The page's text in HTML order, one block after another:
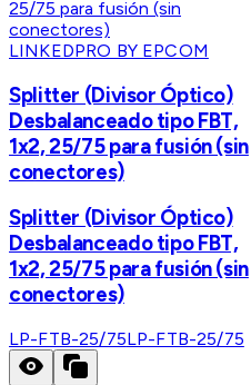
LINKEDPRO BY EPCOM
Splitter (Divisor Óptico)
Desbalanceado tipo FBT,
1x2, 25/75 para fusión (sin
conectores)
Splitter (Divisor Óptico)
Desbalanceado tipo FBT,
1x2, 25/75 para fusión (sin
conectores)
LP-FTB-25/75LP-FTB-25/75